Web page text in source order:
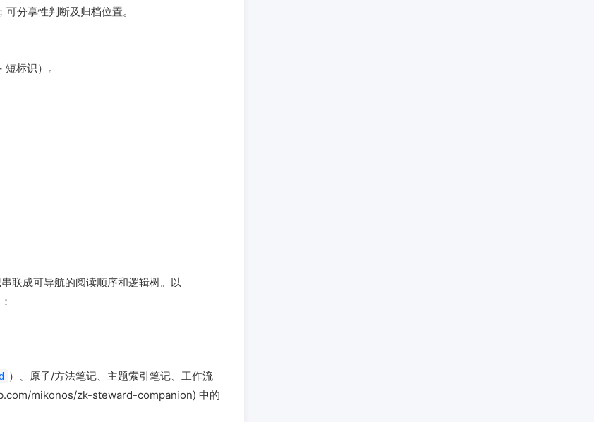
分享性判断及归档位置。
标识）。
联成可导航的阅读顺序和逻辑树。以
）、原子/方法笔记、主题索引笔记、工作流
mikonos/zk-steward-companion) 中的